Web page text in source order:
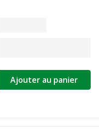
Ajouter au panier